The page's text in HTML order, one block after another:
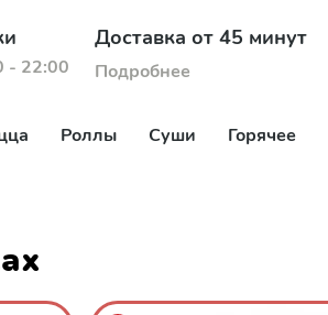
- 22:00
Доставка от 45 минут
Подробнее
Роллы Суши Горячее